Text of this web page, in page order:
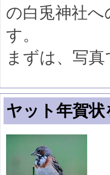
の白兎神社
す。
まずは、写
ヤット年賀